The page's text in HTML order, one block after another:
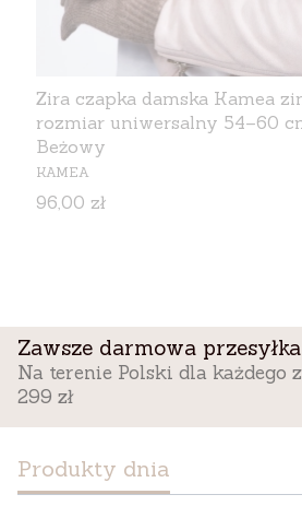
Zira czapka damska Kamea
rozmiar uniwersalny 54–60
Beżowy
PRODUCENT
KAMEA
Cena
96,00 zł
Zawsze darmowa
Na terenie Polski dla każdego
299 zł
Produkty dnia